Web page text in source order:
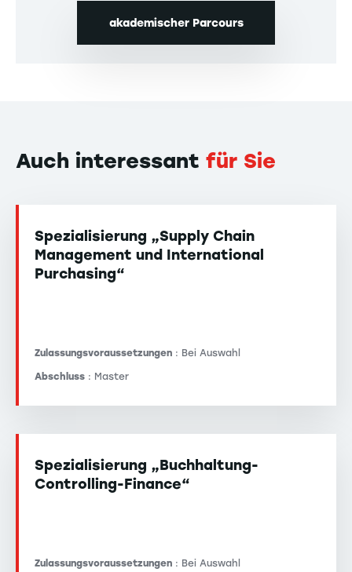
akademischer Parcours
Auch interessant für Sie
Spezialisierung „Supply Chain
Management und International
Purchasing“
Zulassungsvoraussetzungen : Bei Auswahl
Abschluss : Master
Spezialisierung „Buchhaltung-
Controlling-Finance“
Zulassungsvoraussetzungen : Bei Auswahl